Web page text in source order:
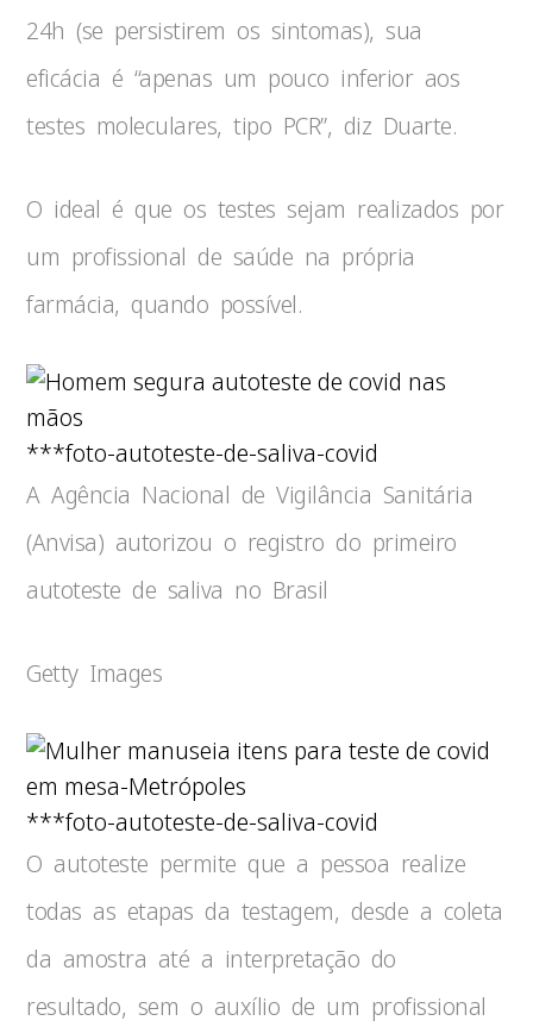
24h (se persistirem os sintomas), sua
eficácia é “apenas um pouco inferior aos
testes moleculares, tipo PCR”, diz Duarte.
O ideal é que os testes sejam realizados por
um profissional de saúde na própria
farmácia, quando possível.
***foto-autoteste-de-saliva-covid
A Agência Nacional de Vigilância Sanitária
(Anvisa) autorizou o registro do primeiro
autoteste de saliva no Brasil
Getty Images
***foto-autoteste-de-saliva-covid
O autoteste permite que a pessoa realize
todas as etapas da testagem, desde a coleta
da amostra até a interpretação do
resultado, sem o auxílio de um profissional